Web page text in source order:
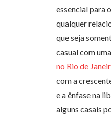
essencial para
qualquer
que seja
casual com uma
no Rio de
com a
e a ênfase na
alguns casais